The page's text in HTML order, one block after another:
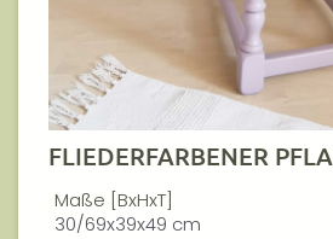
FLIEDERFARBENER
Maße [BxHxT]
30/69x39x49 cm